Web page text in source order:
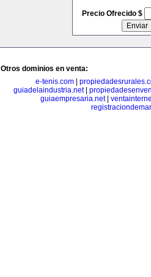
Precio Ofrecido $
Otros dominios en venta:
e-tenis.com
guiadelaindustria.net
guiaempresaria.net|